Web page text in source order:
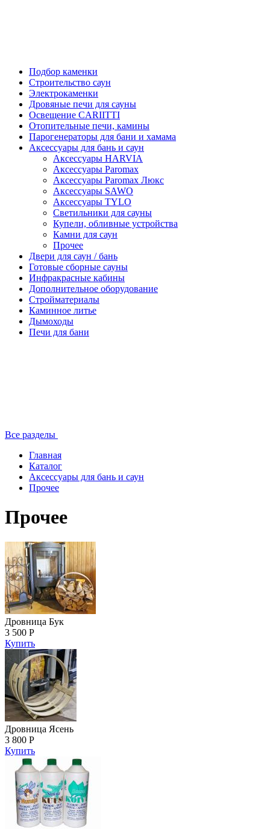
Подбор каменки
Строительство саун
Электрокаменки
Дровяные печи для сауны
Освещение CARIITTI
Отопительные печи, камины
Парогенераторы для бани и хамама
Аксессуары для бань и саун
Аксессуары HARVIA
Аксессуары Paromax
Аксессуары Paromax Люкс
Аксессуары SAWO
Аксессуары TYLO
Светильники для сауны
Купели, обливные устройства
Камни для саун
Прочее
Двери для саун / бань
Готовые сборные сауны
Инфракрасные кабины
Дополнительное оборудование
Стройматериалы
Каминное литье
Дымоходы
Печи для бани
Все разделы
Главная
Каталог
Аксессуары для бань и саун
Прочее
Прочее
Дровница Бук
3 500 Р
Купить
Дровница Ясень
3 800 Р
Купить